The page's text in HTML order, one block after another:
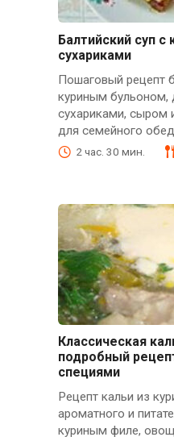
Балтийский суп с
сухариками
Пошаговый рецепт
куриным
сухариками, сыром
для семейного
2 час. 30 мин.
Классическая
подробный
специями
Рецепт кальи из
ароматного и
куриным филе,